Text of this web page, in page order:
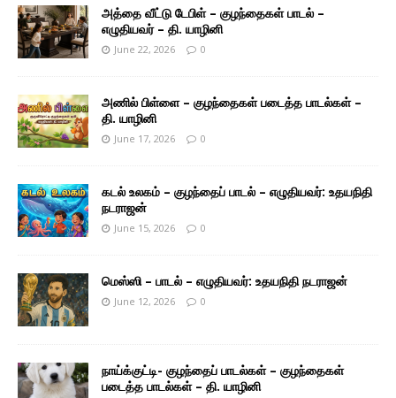
அத்தை வீட்டு டேபிள் – குழந்தைகள் பாடல் –
எழுதியவர் – தி. யாழினி
June 22, 2026 0
அணில் பிள்ளை – குழந்தைகள் படைத்த பாடல்கள் –
தி. யாழினி
June 17, 2026 0
கடல் உலகம் – குழந்தைப் பாடல் – எழுதியவர்: உதயநிதி
நடராஜன்
June 15, 2026 0
மெஸ்ஸி – பாடல் – எழுதியவர்: உதயநிதி நடராஜன்
June 12, 2026 0
நாய்க்குட்டி- குழந்தைப் பாடல்கள் – குழந்தைகள்
படைத்த பாடல்கள் – தி. யாழினி